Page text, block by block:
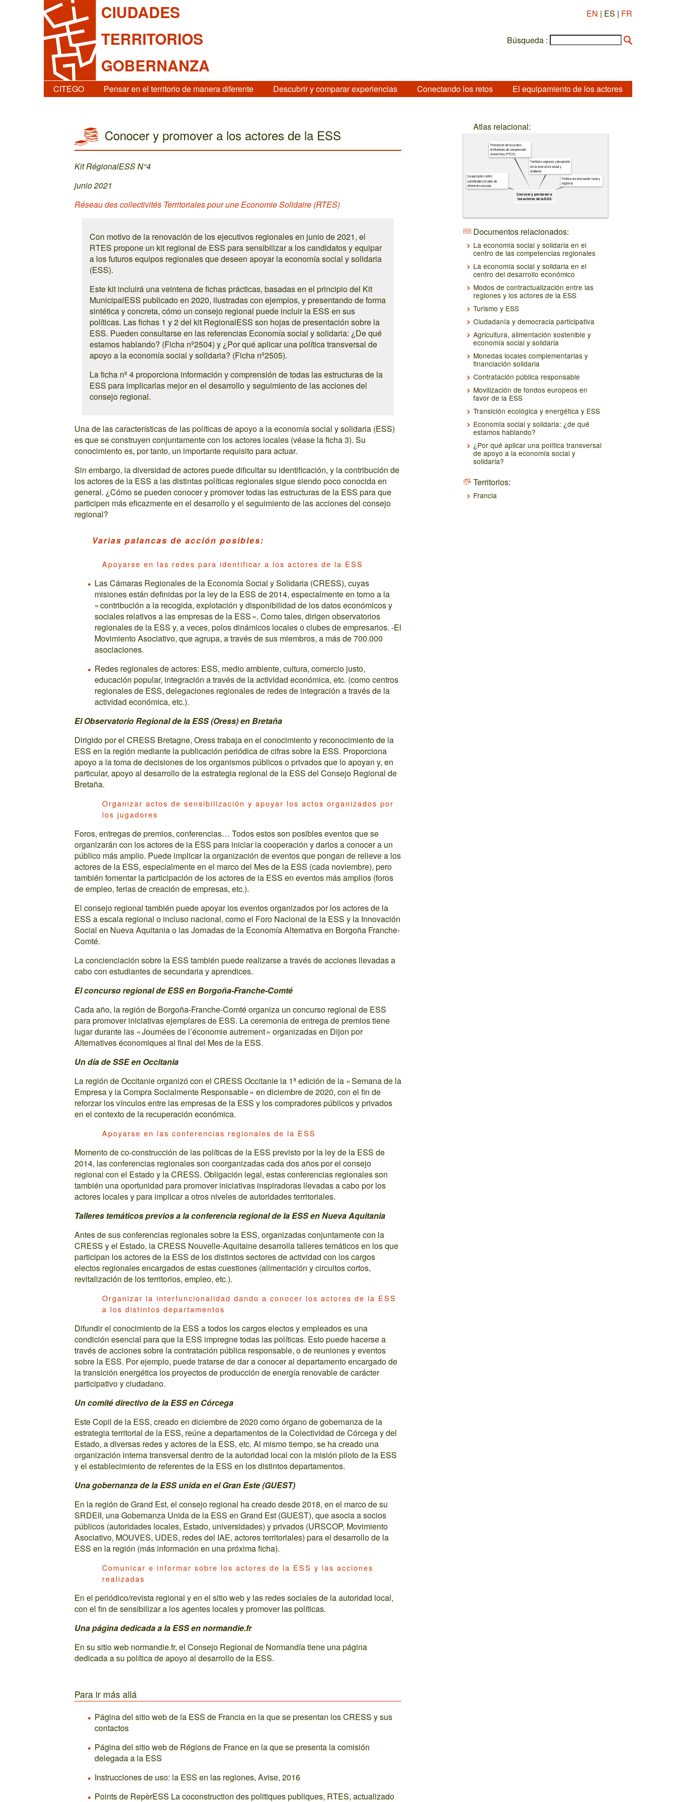
CIUDADES
TERRITORIOS
GOBERNANZA
EN | ES | FR
Búsqueda :
CITEGO Pensar en el territorio de manera diferente Descubrir y comparar experiencias Conectando los retos El equipamiento de los actores
Conocer y promover a los actores de la ESS
Kit RégionalESS N°4
junio 2021
Réseau des collectivités Territoriales pour une Economie Solidaire (RTES)
Con motivo de la renovación de los ejecutivos regionales en junio de 2021, el
RTES propone un kit regional de ESS para sensibilizar a los candidatos y equipar
a los futuros equipos regionales que deseen apoyar la economía social y solidaria
(ESS).
Este kit incluirá una veintena de fichas prácticas, basadas en el principio del Kit
MunicipalESS publicado en 2020, ilustradas con ejemplos, y presentando de forma
sintética y concreta, cómo un consejo regional puede incluir la ESS en sus
políticas. Las fichas 1 y 2 del kit RegionalESS son hojas de presentación sobre la
ESS. Pueden consultarse en las referencias Economía social y solidaria: ¿De qué
estamos hablando? (Ficha nº2504) y ¿Por qué aplicar una política transversal de
apoyo a la economía social y solidaria? (Ficha nº2505).
La ficha nº 4 proporciona información y comprensión de todas las estructuras de la
ESS para implicarlas mejor en el desarrollo y seguimiento de las acciones del
consejo regional.
Una de las características de las políticas de apoyo a la economía social y solidaria (ESS)
es que se construyen conjuntamente con los actores locales (véase la ficha 3). Su
conocimiento es, por tanto, un importante requisito para actuar.
Sin embargo, la diversidad de actores puede dificultar su identificación, y la contribución de
los actores de la ESS a las distintas políticas regionales sigue siendo poco conocida en
general. ¿Cómo se pueden conocer y promover todas las estructuras de la ESS para que
participen más eficazmente en el desarrollo y el seguimiento de las acciones del consejo
regional?
Varias palancas de acción posibles:
Apoyarse en las redes para identificar a los actores de la ESS
Las Cámaras Regionales de la Economía Social y Solidaria (CRESS), cuyas
misiones están definidas por la ley de la ESS de 2014, especialmente en torno a la
« contribución a la recogida, explotación y disponibilidad de los datos económicos y
sociales relativos a las empresas de la ESS ». Como tales, dirigen observatorios
regionales de la ESS y, a veces, polos dinámicos locales o clubes de empresarios. -El
Movimiento Asociativo, que agrupa, a través de sus miembros, a más de 700.000
asociaciones.
Redes regionales de actores: ESS, medio ambiente, cultura, comercio justo,
educación popular, integración a través de la actividad económica, etc. (como centros
regionales de ESS, delegaciones regionales de redes de integración a través de la
actividad económica, etc.).
El Observatorio Regional de la ESS (Oress) en Bretaña
Dirigido por el CRESS Bretagne, Oress trabaja en el conocimiento y reconocimiento de la
ESS en la región mediante la publicación periódica de cifras sobre la ESS. Proporciona
apoyo a la toma de decisiones de los organismos públicos o privados que lo apoyan y, en
particular, apoyo al desarrollo de la estrategia regional de la ESS del Consejo Regional de
Bretaña.
Organizar actos de sensibilización y apoyar los actos organizados por
los jugadores
Foros, entregas de premios, conferencias… Todos estos son posibles eventos que se
organizarán con los actores de la ESS para iniciar la cooperación y darlos a conocer a un
público más amplio. Puede implicar la organización de eventos que pongan de relieve a los
actores de la ESS, especialmente en el marco del Mes de la ESS (cada noviembre), pero
también fomentar la participación de los actores de la ESS en eventos más amplios (foros
de empleo, ferias de creación de empresas, etc.).
El consejo regional también puede apoyar los eventos organizados por los actores de la
ESS a escala regional o incluso nacional, como el Foro Nacional de la ESS y la Innovación
Social en Nueva Aquitania o las Jornadas de la Economía Alternativa en Borgoña Franche-
Comté.
La concienciación sobre la ESS también puede realizarse a través de acciones llevadas a
cabo con estudiantes de secundaria y aprendices.
El concurso regional de ESS en Borgoña-Franche-Comté
Cada año, la región de Borgoña-Franche-Comté organiza un concurso regional de ESS
para promover iniciativas ejemplares de ESS. La ceremonia de entrega de premios tiene
lugar durante las « Journées de l’économie autrement » organizadas en Dijon por
Alternatives économiques al final del Mes de la ESS.
Un día de SSE en Occitania
La región de Occitanie organizó con el CRESS Occitanie la 1ª edición de la « Semana de la
Empresa y la Compra Socialmente Responsable » en diciembre de 2020, con el fin de
reforzar los vínculos entre las empresas de la ESS y los compradores públicos y privados
en el contexto de la recuperación económica.
Apoyarse en las conferencias regionales de la ESS
Momento de co-construcción de las políticas de la ESS previsto por la ley de la ESS de
2014, las conferencias regionales son coorganizadas cada dos años por el consejo
regional con el Estado y la CRESS. Obligación legal, estas conferencias regionales son
también una oportunidad para promover iniciativas inspiradoras llevadas a cabo por los
actores locales y para implicar a otros niveles de autoridades territoriales.
Talleres temáticos previos a la conferencia regional de la ESS en Nueva Aquitania
Antes de sus conferencias regionales sobre la ESS, organizadas conjuntamente con la
CRESS y el Estado, la CRESS Nouvelle-Aquitaine desarrolla talleres temáticos en los que
participan los actores de la ESS de los distintos sectores de actividad con los cargos
electos regionales encargados de estas cuestiones (alimentación y circuitos cortos,
revitalización de los territorios, empleo, etc.).
Organizar la interfuncionalidad dando a conocer los actores de la ESS
a los distintos departamentos
Difundir el conocimiento de la ESS a todos los cargos electos y empleados es una
condición esencial para que la ESS impregne todas las políticas. Esto puede hacerse a
través de acciones sobre la contratación pública responsable, o de reuniones y eventos
sobre la ESS. Por ejemplo, puede tratarse de dar a conocer al departamento encargado de
la transición energética los proyectos de producción de energía renovable de carácter
participativo y ciudadano.
Un comité directivo de la ESS en Córcega
Este Copil de la ESS, creado en diciembre de 2020 como órgano de gobernanza de la
estrategia territorial de la ESS, reúne a departamentos de la Colectividad de Córcega y del
Estado, a diversas redes y actores de la ESS, etc. Al mismo tiempo, se ha creado una
organización interna transversal dentro de la autoridad local con la misión piloto de la ESS
y el establecimiento de referentes de la ESS en los distintos departamentos.
Una gobernanza de la ESS unida en el Gran Este (GUEST)
En la región de Grand Est, el consejo regional ha creado desde 2018, en el marco de su
SRDEII, una Gobernanza Unida de la ESS en Grand Est (GUEST), que asocia a socios
públicos (autoridades locales, Estado, universidades) y privados (URSCOP, Movimiento
Asociativo, MOUVES, UDES, redes del IAE, actores territoriales) para el desarrollo de la
ESS en la región (más información en una próxima ficha).
Comunicar e informar sobre los actores de la ESS y las acciones
realizadas
En el periódico/revista regional y en el sitio web y las redes sociales de la autoridad local,
con el fin de sensibilizar a los agentes locales y promover las políticas.
Una página dedicada a la ESS en normandie.fr
En su sitio web normandie.fr, el Consejo Regional de Normandía tiene una página
dedicada a su política de apoyo al desarrollo de la ESS.
Para ir más allá
Página del sitio web de la ESS de Francia en la que se presentan los CRESS y sus
contactos
Página del sitio web de Régions de France en la que se presenta la comisión
delegada a la ESS
Instrucciones de uso: la ESS en las regiones, Avise, 2016
Points de RepèrESS La coconstruction des politiques publiques, RTES, actualizado
Atlas relacional:
Conocer y promover a
los actores de la ESS
Política de innovación local y
regional
Territorio regional y desarrollo
de la economía social y
solidaria
Promoción de los polos
territoriales de cooperación
económica (PTCE)
Cooperación entre
autoridades locales de
diferentes escalas
Documentos relacionados:
La economía social y solidaria en el
centro de las competencias regionales
La economía social y solidaria en el
centro del desarrollo económico
Modos de contractualización entre las
regiones y los actores de la ESS
Turismo y ESS
Ciudadanía y democracia participativa
Agricultura, alimentación sostenible y
economía social y solidaria
Monedas locales complementarias y
financiación solidaria
Contratación pública responsable
Movilización de fondos europeos en
favor de la ESS
Transición ecológica y energética y ESS
Economía social y solidaria: ¿de qué
estamos hablando?
¿Por qué aplicar una política transversal
de apoyo a la economía social y
solidaria?
Territorios:
Francia